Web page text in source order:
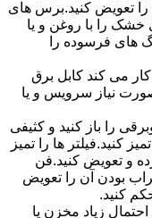
تعویض کنید.برس های
خشک را با روغن و یا
های فرسوده را
می کند کابل برق
نیاز سرویس و یا
را باز کنید و کثیفی
کنید.فیلتر ها را تمیز
و تعویض کنید.فن
بودن آن را تعویض
کنید.
زیاد مخزن یا